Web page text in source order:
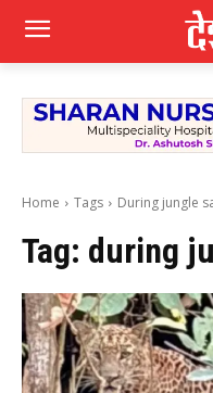
Home Tags During jungle
Tag: during